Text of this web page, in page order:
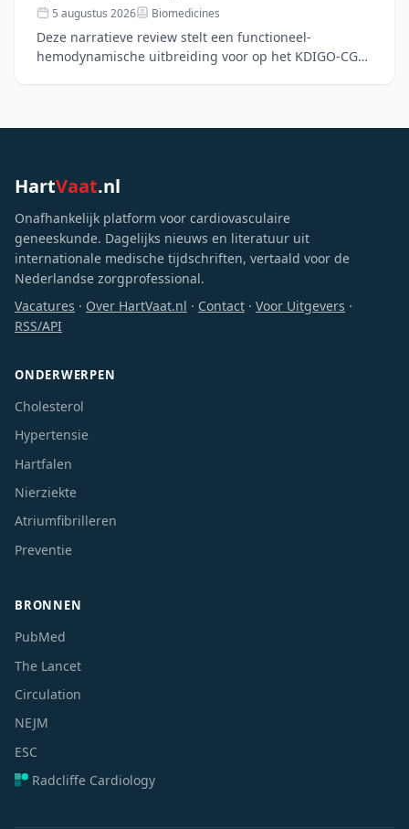
5 augustus 2026 Biomedicines
Deze narratieve review stelt een functioneel-
hemodynamische uitbreiding voor op het KDIGO-CGA-
HartVaat.nl
Onafhankelijk platform voor cardiovasculaire
geneeskunde. Dagelijks nieuws en literatuur uit
internationale medische tijdschriften, vertaald voor de
Nederlandse zorgprofessional.
Vacatures · Over HartVaat.nl · Contact · Voor Uitgevers ·
RSS/API
ONDERWERPEN
Cholesterol
Hypertensie
Hartfalen
Nierziekte
Atriumfibrilleren
Preventie
BRONNEN
PubMed
The Lancet
Circulation
NEJM
ESC
Radcliffe Cardiology